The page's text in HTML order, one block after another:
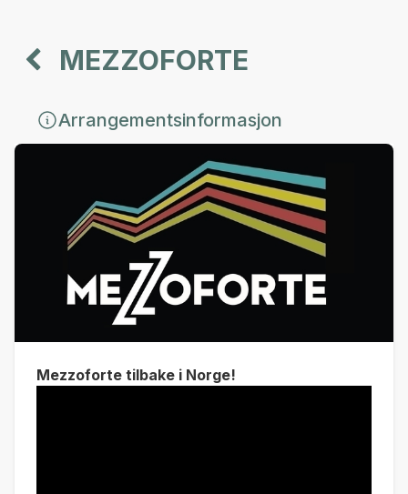
MEZZOFORTE
Arrangementsinformasjon
Mezzoforte tilbake i Norge!